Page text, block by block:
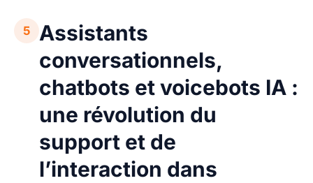
5
Assistants
conversationnels,
chatbots et voicebots IA :
une révolution du
support et de
l’interaction dans